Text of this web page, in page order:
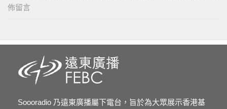
佈留言
Soooradio 乃遠東廣播屬下電台，旨於為大眾展示香港基